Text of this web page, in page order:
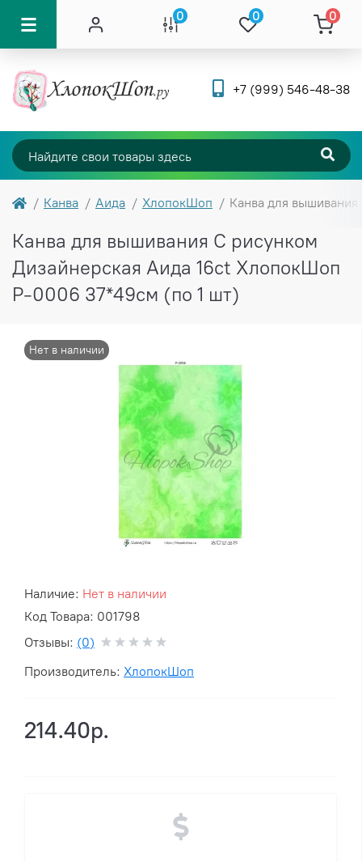
0 0 0
+7 (999) 546-48-38
Канва Аида ХлопокШоп Канва для
Канва для вышивания С рисунком
Дизайнерская Аида 16ct ХлопокШоп
Р-0006 37*49см (по 1 шт)
Наличие: Нет в наличии
Код Товара: 001798
Отзывы: (0)
Производитель: ХлопокШоп
Нет в наличии
214.40р.